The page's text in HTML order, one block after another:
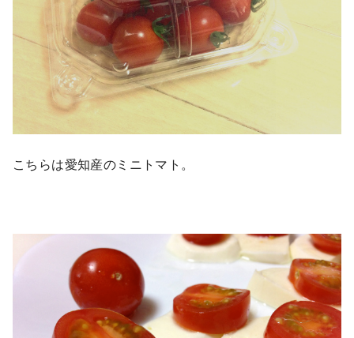
こちらは愛知産のミニトマト。